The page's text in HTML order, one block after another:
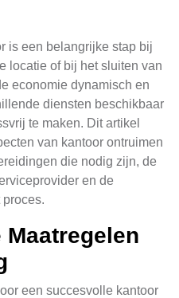
is een belangrijke stap bij
locatie of bij het sluiten van
economie dynamisch en
diensten beschikbaar
te maken. Dit artikel
van kantoor ontruimen
die nodig zijn, de
en de
een succesvolle kantoor